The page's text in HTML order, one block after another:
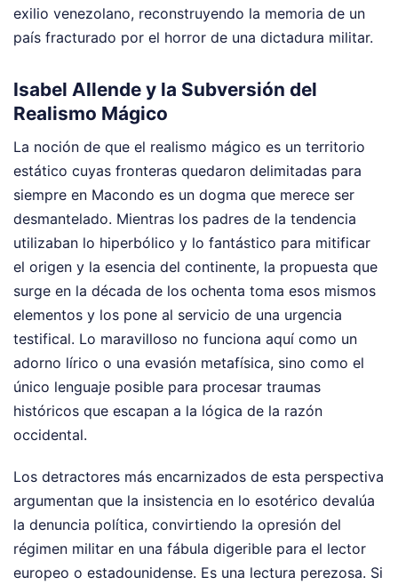
exilio venezolano, reconstruyendo la memoria de un
país fracturado por el horror de una dictadura militar.
Isabel Allende y la Subversión del
Realismo Mágico
La noción de que el realismo mágico es un territorio
estático cuyas fronteras quedaron delimitadas para
siempre en Macondo es un dogma que merece ser
desmantelado. Mientras los padres de la tendencia
utilizaban lo hiperbólico y lo fantástico para mitificar
el origen y la esencia del continente, la propuesta que
surge en la década de los ochenta toma esos mismos
elementos y los pone al servicio de una urgencia
testifical. Lo maravilloso no funciona aquí como un
adorno lírico o una evasión metafísica, sino como el
único lenguaje posible para procesar traumas
históricos que escapan a la lógica de la razón
occidental.
Los detractores más encarnizados de esta perspectiva
argumentan que la insistencia en lo esotérico devalúa
la denuncia política, convirtiendo la opresión del
régimen militar en una fábula digerible para el lector
europeo o estadounidense. Es una lectura perezosa. Si